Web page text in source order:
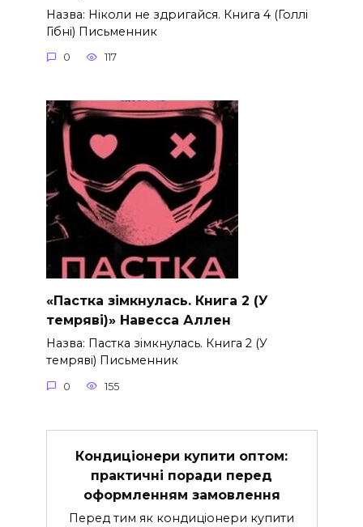
Назва: Ніколи не здригайся. Книга 4 (Голлі
Гібні) Письменник
0 117
«Пастка зімкнулась. Книга 2 (У
темряві)» Навесса Аллен
Назва: Пастка зімкнулась. Книга 2 (У
темряві) Письменник
0 155
Кондиціонери купити оптом:
практичні поради перед
оформленням замовлення
Перед тим як кондиціонери купити